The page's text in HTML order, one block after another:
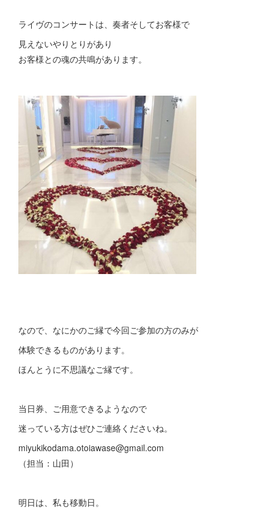
ライヴのコンサートは、奏者そしてお客様で
見えないやりとりがあり
お客様との魂の共鳴があります。
なので、なにかのご縁で今回ご参加の方のみが
体験できるものがあります。
ほんとうに不思議なご縁です。
当日券、ご用意できるようなので
迷っている方はぜひご連絡くださいね。
miyukikodama.otoiawase@gmail.com
（担当：山田）
明日は、私も移動日。